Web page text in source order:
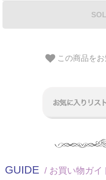
この商品を
GUIDE / お買い物ガイ